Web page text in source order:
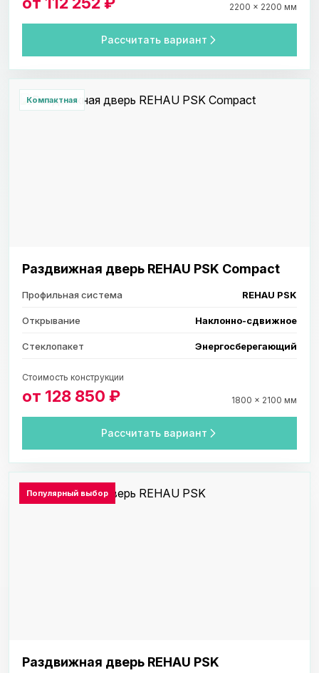
2200 × 2200 мм
Рассчитать вариант
Компактная
Раздвижная дверь REHAU PSK Compact
Профильная система REHAU PSK
Открывание Наклонно-сдвижное
Стеклопакет Энергосберегающий
Стоимость конструкции
от 128 850 ₽ 1800 × 2100 мм
Рассчитать вариант
Популярный выбор
Раздвижная дверь REHAU PSK